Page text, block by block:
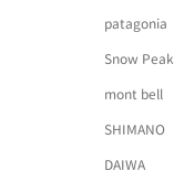
patagonia
Snow Peak
mont bell
SHIMANO
DAIWA